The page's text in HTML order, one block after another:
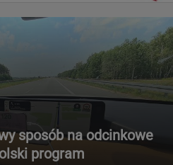
sposób na odcinkowe
program